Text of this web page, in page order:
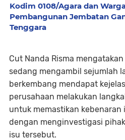
Kodim 0108/Agara dan
Pembangunan Jembatan
Tenggara
Cut Nanda Risma
sedang mengambil sejumlah
berkembang mendapat
perusahaan melakukan
untuk memastikan
dengan menginvestigasi
isu tersebut.